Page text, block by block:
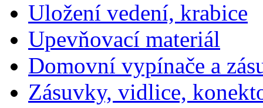
Uložení vedení, krabice
Upevňovací materiál
Domovní vypínače a
Zásuvky, vidlice,